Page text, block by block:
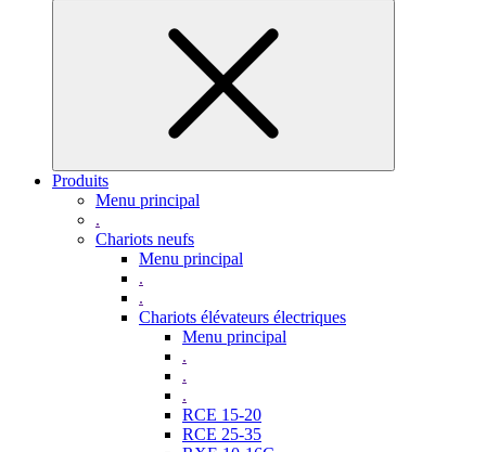
Produits
Menu principal
.
Chariots neufs
Menu principal
.
.
Chariots élévateurs électriques
Menu principal
.
.
.
RCE 15-20
RCE 25-35